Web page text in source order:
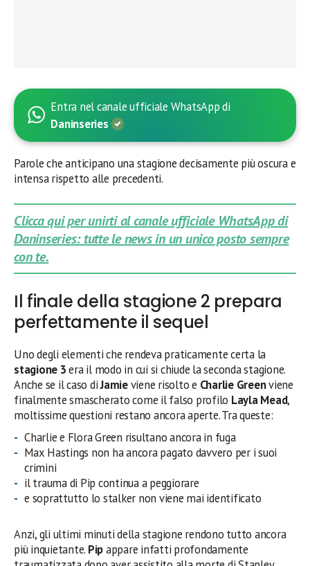
Entra nel canale ufficiale WhatsApp di
Daninseries
Parole che anticipano una stagione decisamente più oscura e
intensa rispetto alle precedenti.
Clicca qui per unirti al canale ufficiale WhatsApp di
Daninseries: tutte le news in un unico posto sempre
con te.
Il finale della stagione 2 prepara
perfettamente il sequel
Uno degli elementi che rendeva praticamente certa la
stagione 3era il modo in cui si chiude la seconda stagione.
Anche se il caso diJamieviene risolto e Charlie Greenviene
finalmente smascherato come il falso profilo Layla Mead,
moltissime questioni restano ancora aperte. Tra queste:
Charlie e Flora Green risultano ancora in fuga
Max Hastings non ha ancora pagato davvero per i suoi
crimini
il trauma di Pip continua a peggiorare
e soprattutto lo stalker non viene mai identificato
Anzi, gli ultimi minuti della stagione rendono tutto ancora
più inquietante. Pipappare infatti profondamente